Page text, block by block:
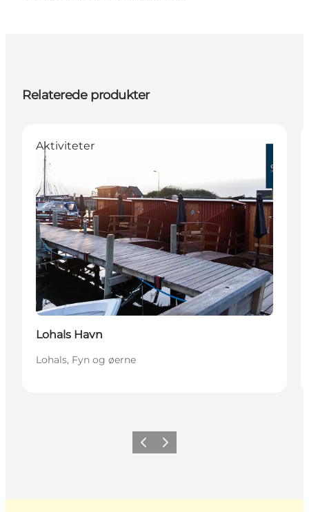
Relaterede produkter
Aktiviteter
Lohals Havn
Lohals, Fyn og øerne
ForrigeNæste